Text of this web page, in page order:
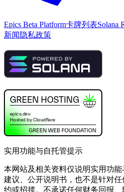
Epics Beta Platform卡牌列表Solana
新闻 隐私政策
实用功能与自托管提示
本网站及相关资料仅说明实用功
建议、公开说明书，也不是针对
约或招揽。不承诺任何财务回报